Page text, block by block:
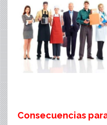
Consecuencias